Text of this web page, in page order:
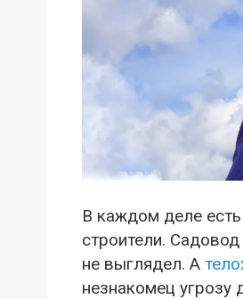
В каждом деле есть
строители.
не выглядел. А
незнакомец угрозу